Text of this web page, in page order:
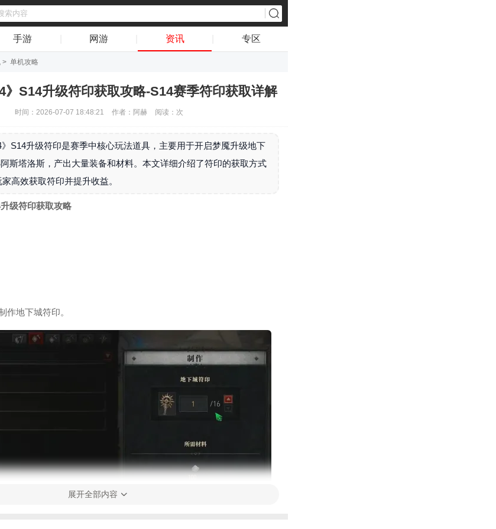
手游 网游 资讯 专区
> 单机攻略
》S14升级符印获取攻略-S14赛季符印获取详解
时间：2026-07-07 18:48:21 作者：阿赫 阅读： 次
》S14升级符印是赛季中核心玩法道具，主要用于开启梦魇升级地下
斯塔洛斯，产出大量装备和材料。本文详细介绍了符印的获取方式
高效获取符印并提升收益。
级符印获取攻略
作地下城符印。
展开全部内容